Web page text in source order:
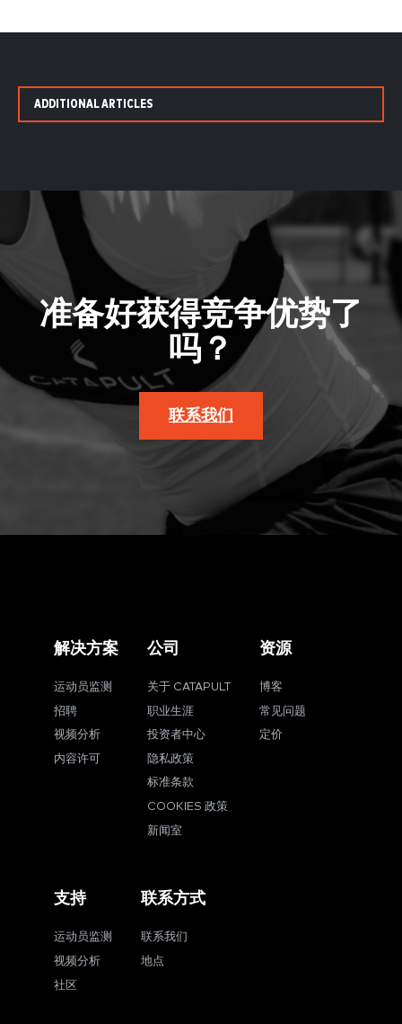
ADDITIONAL ARTICLES
准备好获得竞争优势了
吗？
联系我们
解决方案
运动员监测
招聘
视频分析
内容许可
公司
关于 CATAPULT
职业生涯
投资者中心
隐私政策
标准条款
COOKIES 政策
新闻室
资源
博客
常见问题
定价
支持
运动员监测
视频分析
社区
联系方式
联系我们
地点